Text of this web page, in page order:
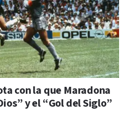
con la que Maradona
y el “Gol del Siglo”